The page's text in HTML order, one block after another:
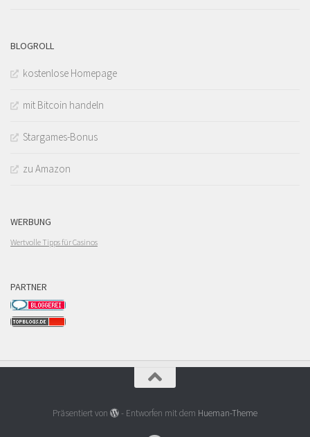
BLOGROLL
kostenlose Homepage
mit Bitcoin handeln
Stargames-Bonus
zu Amazon
WERBUNG
Wertvolle Tipps für Casinos
PARTNER
Präsentiert von - Entworfen mit dem Hueman-Theme